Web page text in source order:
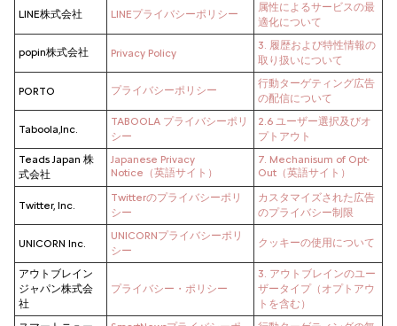
LINE株式会社 LINEプライバシーポリシー
属性によるサービスの最
適化について
popin株式会社 Privacy Policy
3. 履歴および特性情報の
取り扱いについて
PORTO プライバシーポリシー
行動ターゲティング広告
の配信について
Taboola,Inc.
TABOOLA プライバシーポリ
シー
2.6 ユーザー選択及びオ
プトアウト
Teads Japan 株
式会社
Japanese Privacy
Notice（英語サイト）
7. Mechanisum of Opt-
Out（英語サイト）
Twitter, Inc.
Twitterのプライバシーポリ
シー
カスタマイズされた広告
のプライバシー制限
UNICORN Inc.
UNICORNプライバシーポリ
シー
クッキーの使用について
アウトブレイン
ジャパン株式会
社
プライバシー・ポリシー
3. アウトブレインのユー
ザータイプ（オプトアウ
トを含む）